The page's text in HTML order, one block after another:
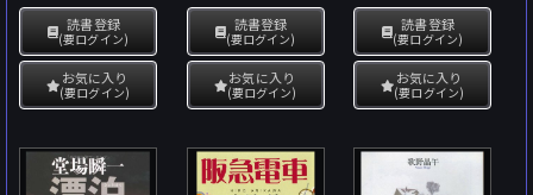
読書登録
(要ログイン)
お気に入り
(要ログイン)
読書登録
(要ログイン)
お気に入り
(要ログイン)
読書登録
(要ログイン)
お気に入り
(要ログイン)